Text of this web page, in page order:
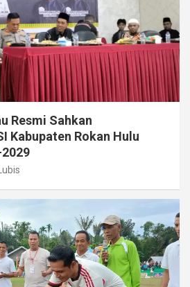
Resmi Sahkan
Kabupaten Rokan Hulu